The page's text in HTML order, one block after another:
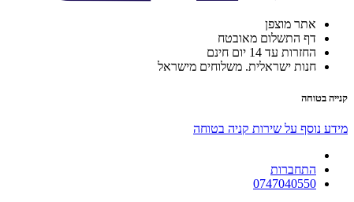
אתר מוצפן
דף התשלום מאובטח
החזרות עד 14 יום חינם
חנות ישראלית. משלוחים מישראל
קנייה בטוחה
מידע נוסף על שירות קניה בטוחה
התחברות
0747040550